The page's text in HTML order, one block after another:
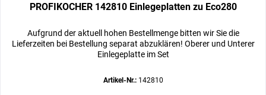
PROFIKOCHER 142810 Einlegeplatten zu Eco280
Aufgrund der aktuell hohen Bestellmenge bitten wir Sie die
Lieferzeiten bei Bestellung separat abzuklären! Oberer und Unterer
Einlegeplatte im Set
Artikel-Nr.:142810